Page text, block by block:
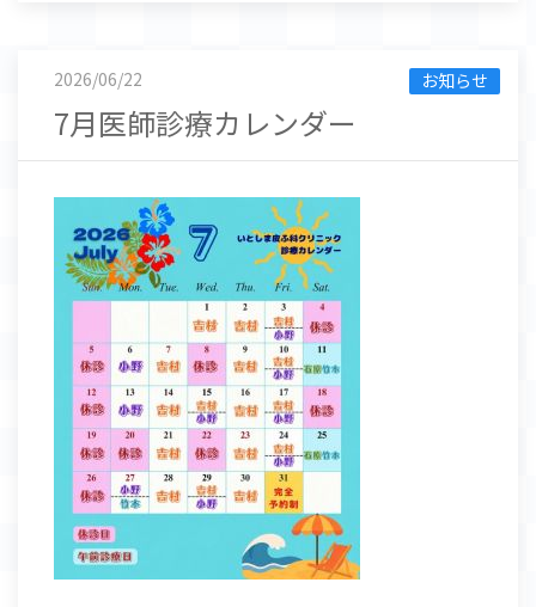
お知らせ
2026/06/22
7月医師診療カレンダー